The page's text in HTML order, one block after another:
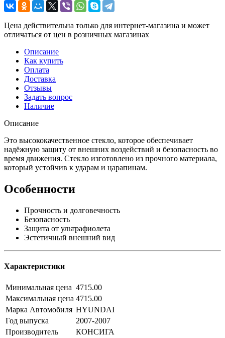
Цена действительна только для интернет-магазина и может
отличаться от цен в розничных магазинах
Описание
Как купить
Оплата
Доставка
Отзывы
Задать вопрос
Наличие
Описание
Это высококачественное стекло, которое обеспечивает
надёжную защиту от внешних воздействий и безопасность во
время движения. Стекло изготовлено из прочного материала,
который устойчив к ударам и царапинам.
Особенности
Прочность и долговечность
Безопасность
Защита от ультрафиолета
Эстетичный внешний вид
Характеристики
Минимальная цена 4715.00
Максимальная цена 4715.00
Марка Автомобиля HYUNDAI
Год выпуска
2007-2007
Производитель
КОНСИГА